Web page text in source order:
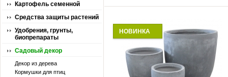
Картофель семенной
Средства защиты растений
Удобрения, грунты,
биопрепараты
Садовый декор
Декор из дерева
Кормушки для птиц
НОВИНКА